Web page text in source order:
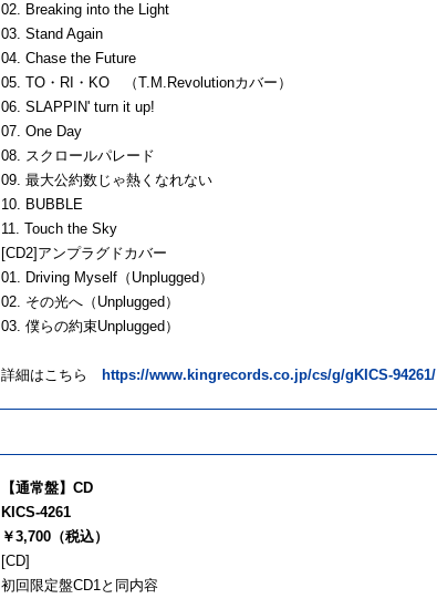
02. Breaking into the Light
03. Stand Again
04. Chase the Future
05. TO・RI・KO （T.M.Revolutionカバー）
06. SLAPPIN' turn it up!
07. One Day
08. スクロールパレード
09. 最大公約数じゃ熱くなれない
10. BUBBLE
11. Touch the Sky
[CD2]アンプラグドカバー
01. Driving Myself（Unplugged）
02. その光へ（Unplugged）
03. 僕らの約束Unplugged）
詳細はこちら https://www.kingrecords.co.jp/cs/g/gKICS-94261/
【通常盤】CD
KICS-4261
￥3,700（税込）
[CD]
初回限定盤CD1と同内容